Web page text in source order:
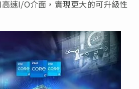
速I/O介面，實現更大的可升級性